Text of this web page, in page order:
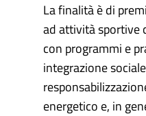
La finalità è di
ad attività sportive
con programmi e
integrazione
energetico e, in